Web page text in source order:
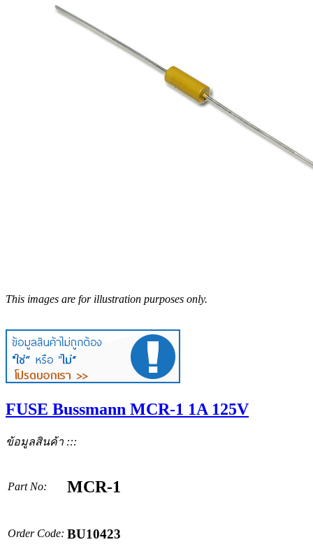
This images are for illustration purposes only.
FUSE Bussmann MCR-1 1A 125V
ข้อมูลสินค้า :::
Part No: MCR-1
Order Code: BU10423